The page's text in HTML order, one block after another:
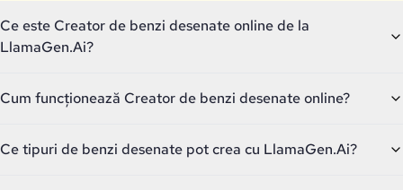
Ce este Creator de benzi desenate online de la
LlamaGen.Ai?
Cum funcționează Creator de benzi desenate online?
Ce tipuri de benzi desenate pot crea cu LlamaGen.Ai?